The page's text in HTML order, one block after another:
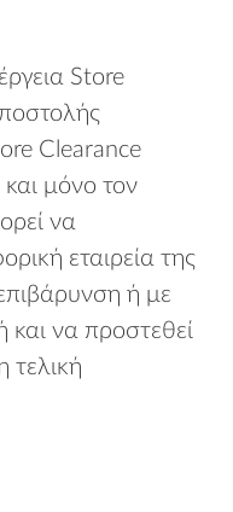
Store
Clearance
μόνο τον
να
εταιρεία της
ή με
και να προστεθεί
τελική